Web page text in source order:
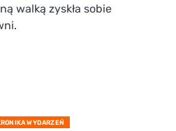
walką zyskła sobie
WYDARZEŃ